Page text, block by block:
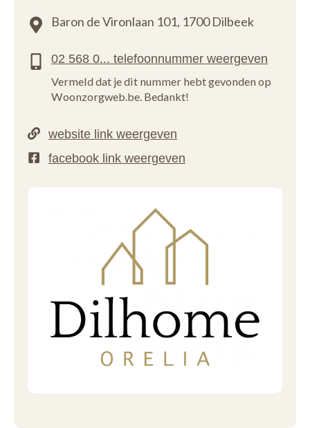
Baron de Vironlaan 101, 1700 Dilbeek
Vermeld dat je dit nummer hebt gevonden op
Woonzorgweb.be. Bedankt!